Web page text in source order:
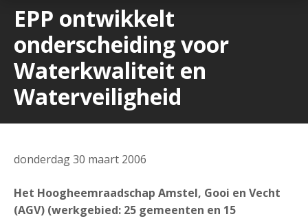
EPP ontwikkelt
onderscheiding voor
Waterkwaliteit en
Waterveiligheid
donderdag 30 maart 2006
Het Hoogheemraadschap Amstel, Gooi en Vecht
(AGV) (werkgebied: 25 gemeenten en 15